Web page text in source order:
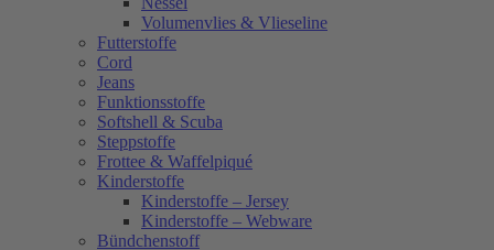
Volumenvlies & Vlieseline
Futterstoffe
Cord
Jeans
Funktionsstoffe
Softshell & Scuba
Steppstoffe
Frottee & Waffelpiqué
Kinderstoffe
Kinderstoffe – Jersey
Kinderstoffe – Webware
Bündchenstoff